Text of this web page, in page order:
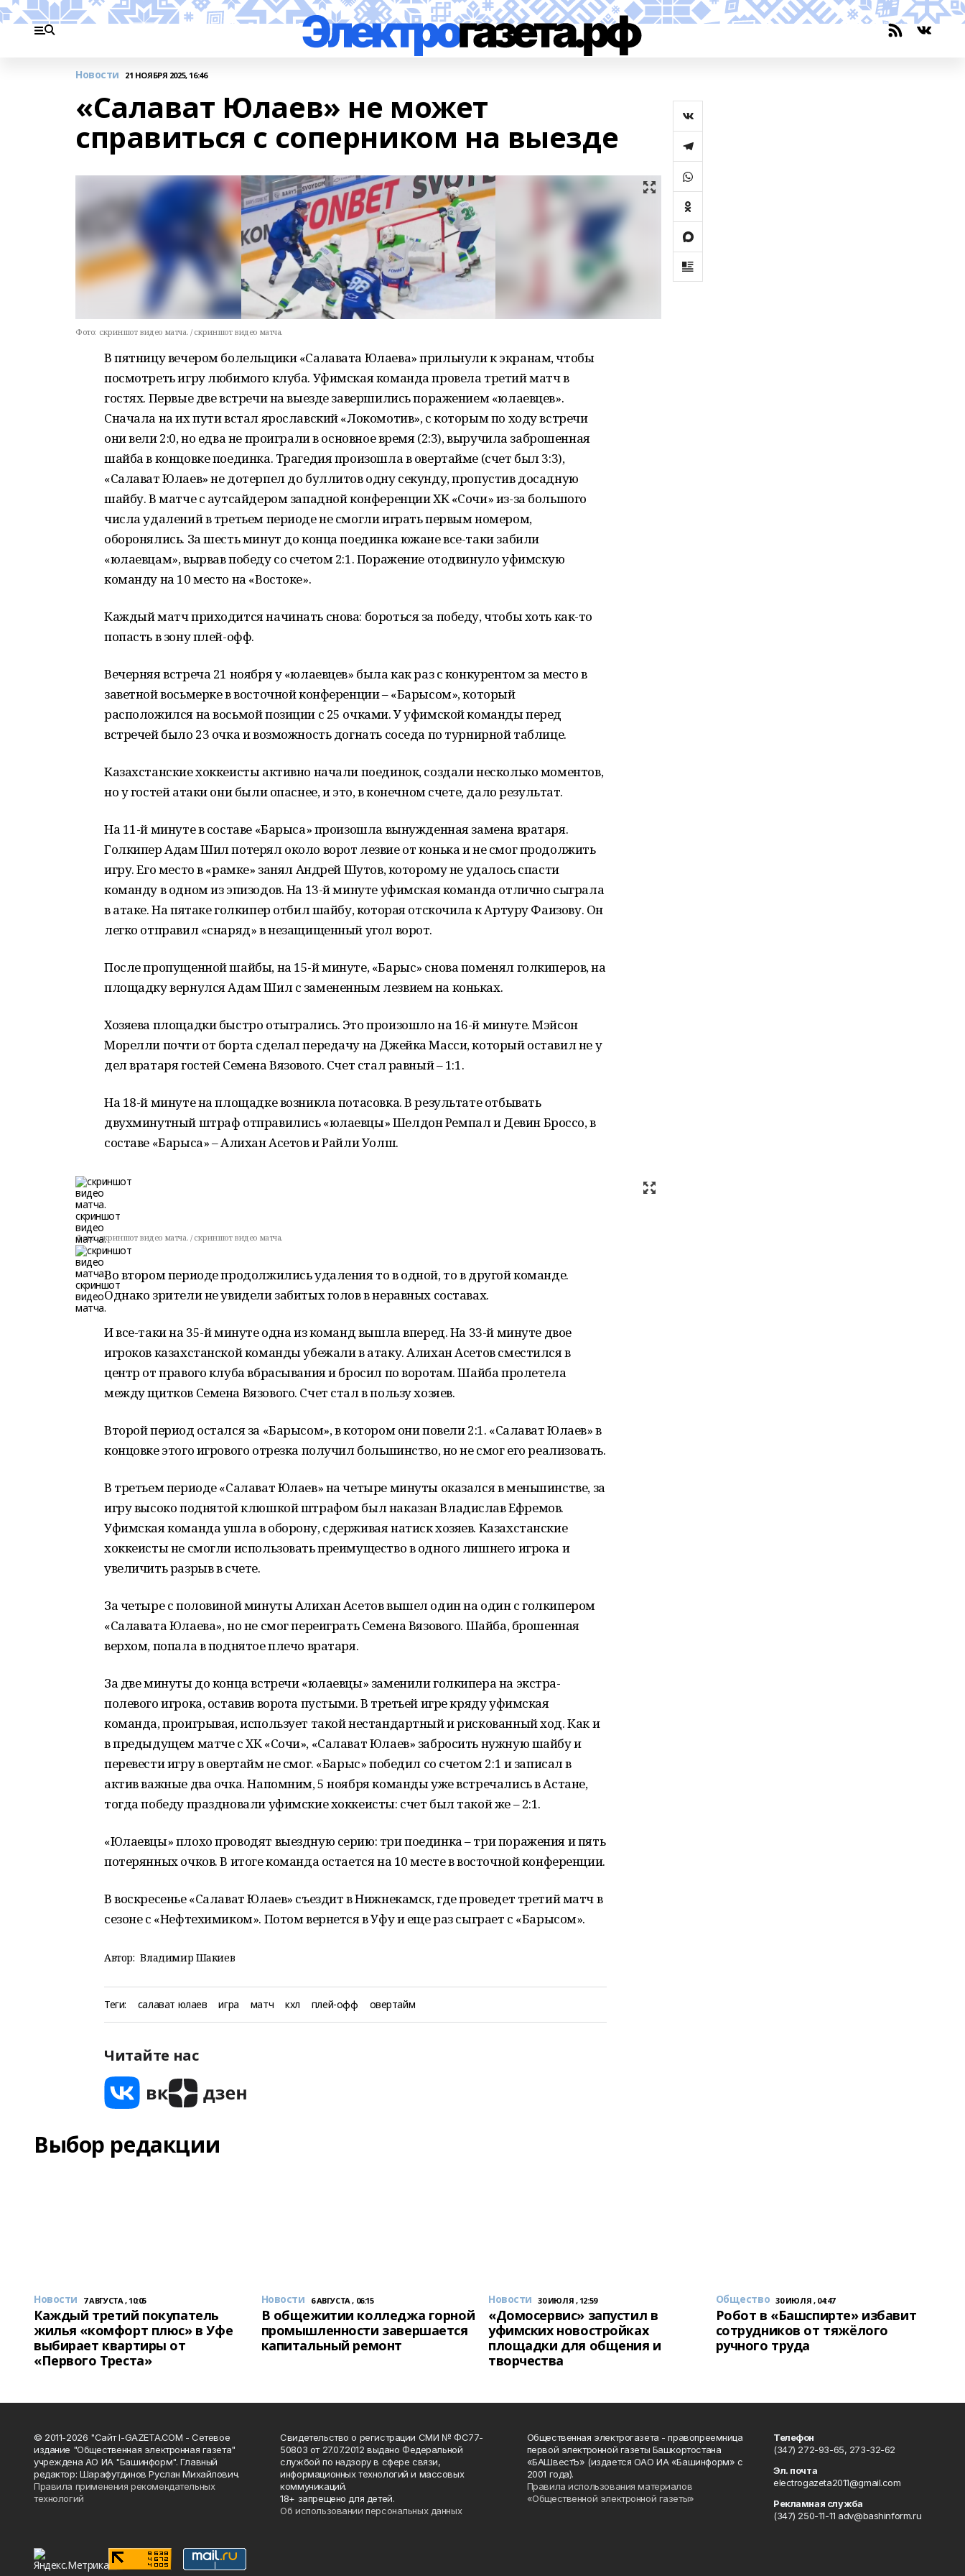
Новости 21 НОЯБРЯ 2025, 16:46
«Салават Юлаев» не может
справиться с соперником на выезде
Фото: скриншот видео матча. / скриншот видео матча.
В пятницу вечером болельщики «Салавата Юлаева» прильнули к экранам, чтобы
посмотреть игру любимого клуба. Уфимская команда провела третий матч в
гостях. Первые две встречи на выезде завершились поражением «юлаевцев».
Сначала на их пути встал ярославский «Локомотив», с которым по ходу встречи
они вели 2:0, но едва не проиграли в основное время (2:3), выручила заброшенная
шайба в концовке поединка. Трагедия произошла в овертайме (счет был 3:3),
«Салават Юлаев» не дотерпел до буллитов одну секунду, пропустив досадную
шайбу. В матче с аутсайдером западной конференции ХК «Сочи» из-за большого
числа удалений в третьем периоде не смогли играть первым номером,
оборонялись. За шесть минут до конца поединка южане все-таки забили
«юлаевцам», вырвав победу со счетом 2:1. Поражение отодвинуло уфимскую
команду на 10 место на «Востоке».
Каждый матч приходится начинать снова: бороться за победу, чтобы хоть как-то
попасть в зону плей-офф.
Вечерняя встреча 21 ноября у «юлаевцев» была как раз с конкурентом за место в
заветной восьмерке в восточной конференции – «Барысом», который
расположился на восьмой позиции с 25 очками. У уфимской команды перед
встречей было 23 очка и возможность догнать соседа по турнирной таблице.
Казахстанские хоккеисты активно начали поединок, создали несколько моментов,
но у гостей атаки они были опаснее, и это, в конечном счете, дало результат.
На 11-й минуте в составе «Барыса» произошла вынужденная замена вратаря.
Голкипер Адам Шил потерял около ворот лезвие от конька и не смог продолжить
игру. Его место в «рамке» занял Андрей Шутов, которому не удалось спасти
команду в одном из эпизодов. На 13-й минуте уфимская команда отлично сыграла
в атаке. На пятаке голкипер отбил шайбу, которая отскочила к Артуру Фаизову. Он
легко отправил «снаряд» в незащищенный угол ворот.
После пропущенной шайбы, на 15-й минуте, «Барыс» снова поменял голкиперов, на
площадку вернулся Адам Шил с замененным лезвием на коньках.
Хозяева площадки быстро отыгрались. Это произошло на 16-й минуте. Мэйсон
Морелли почти от борта сделал передачу на Джейка Масси, который оставил не у
дел вратаря гостей Семена Вязового. Счет стал равный – 1:1.
На 18-й минуте на площадке возникла потасовка. В результате отбывать
двухминутный штраф отправились «юлаевцы» Шелдон Ремпал и Девин Броссо, в
составе «Барыса» – Алихан Асетов и Райли Уолш.
Фото: скриншот видео матча. / скриншот видео матча.
Во втором периоде продолжились удаления то в одной, то в другой команде.
Однако зрители не увидели забитых голов в неравных составах.
И все-таки на 35-й минуте одна из команд вышла вперед. На 33-й минуте двое
игроков казахстанской команды убежали в атаку. Алихан Асетов сместился в
центр от правого клуба вбрасывания и бросил по воротам. Шайба пролетела
между щитков Семена Вязового. Счет стал в пользу хозяев.
Второй период остался за «Барысом», в котором они повели 2:1. «Салават Юлаев» в
концовке этого игрового отрезка получил большинство, но не смог его реализовать.
В третьем периоде «Салават Юлаев» на четыре минуты оказался в меньшинстве, за
игру высоко поднятой клюшкой штрафом был наказан Владислав Ефремов.
Уфимская команда ушла в оборону, сдерживая натиск хозяев. Казахстанские
хоккеисты не смогли использовать преимущество в одного лишнего игрока и
увеличить разрыв в счете.
За четыре с половиной минуты Алихан Асетов вышел один на один с голкипером
«Салавата Юлаева», но не смог переиграть Семена Вязового. Шайба, брошенная
верхом, попала в поднятое плечо вратаря.
За две минуты до конца встречи «юлаевцы» заменили голкипера на экстра-
полевого игрока, оставив ворота пустыми. В третьей игре кряду уфимская
команда, проигрывая, использует такой нестандартный и рискованный ход. Как и
в предыдущем матче с ХК «Сочи», «Салават Юлаев» забросить нужную шайбу и
перевести игру в овертайм не смог. «Барыс» победил со счетом 2:1 и записал в
актив важные два очка. Напомним, 5 ноября команды уже встречались в Астане,
тогда победу праздновали уфимские хоккеисты: счет был такой же – 2:1.
«Юлаевцы» плохо проводят выездную серию: три поединка – три поражения и пять
потерянных очков. В итоге команда остается на 10 месте в восточной конференции.
В воскресенье «Салават Юлаев» съездит в Нижнекамск, где проведет третий матч в
сезоне с «Нефтехимиком». Потом вернется в Уфу и еще раз сыграет с «Барысом».
Автор: Владимир Шакиев
Теги: салават юлаев игра матч кхл плей-офф овертайм
Читайте нас
Выбор редакции
Новости 7 АВГУСТА , 10:05
Каждый третий покупатель
жилья «комфорт плюс» в Уфе
выбирает квартиры от
«Первого Треста»
Новости 6 АВГУСТА , 06:15
В общежитии колледжа горной
промышленности завершается
капитальный ремонт
Новости 30 ИЮЛЯ , 12:59
«Домосервис» запустил в
уфимских новостройках
площадки для общения и
творчества
Общество 30 ИЮЛЯ , 04:47
Робот в «Башспирте» избавит
сотрудников от тяжёлого
ручного труда
© 2011-2026 "Сайт I-GAZETA.COM - Сетевое
издание "Общественная электронная газета"
учреждена АО ИА "Башинформ". Главный
редактор: Шарафутдинов Руслан Михайлович.
Правила применения рекомендательных
технологий
Свидетельство о регистрации СМИ № ФС77-
50803 от 27.07.2012 выдано Федеральной
службой по надзору в сфере связи,
информационных технологий и массовых
коммуникаций.
18+ запрещено для детей.
Об использовании персональных данных
Общественная электрогазета - правопреемница
первой электронной газеты Башкортостана
«БАШвестЪ» (издается ОАО ИА «Башинформ» с
2001 года).
Правила использования материалов
«Общественной электронной газеты»
Телефон
(347) 272-93-65, 273-32-62
Эл. почта
electrogazeta2011@gmail.com
Рекламная служба
(347) 250-11-11 adv@bashinform.ru